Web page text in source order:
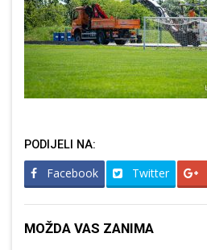
PODIJELI NA:
Facebook Twitter
MOŽDA VAS ZANIMA